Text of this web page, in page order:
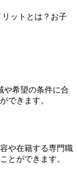
ットとは？お子
や希望の条件に合
できます。
や在籍する専門職
とができます。